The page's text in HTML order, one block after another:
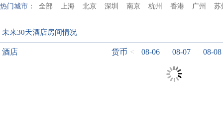
热门城市： 全部 上海 北京 深圳 南京 杭州 香港 广州 苏
未来30天酒店房间情况
酒店 货币 < 08-06 08-07 08-08